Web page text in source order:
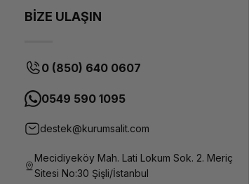
BİZE ULAŞIN
0 (850) 640 0607
0549 590 1095
destek@kurumsalit.com
Mecidiyeköy Mah. Lati Lokum Sok. 2. Meriç
Sitesi No:30 Şişli/İstanbul